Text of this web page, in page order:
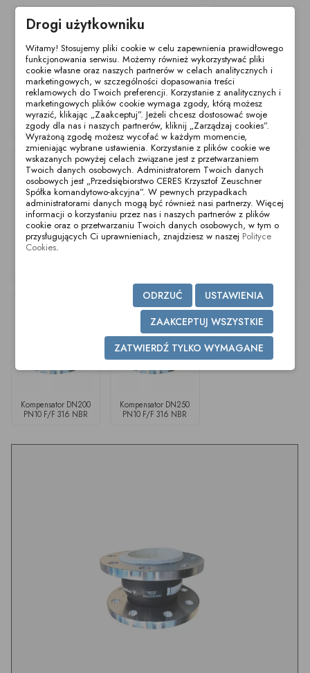
Kompensator DN65
PN16 F/F 316 NBR
Kompensator DN50
PN16 F/F 316 NBR
Kompensator DN125
PN16 F/F 316 NBR
Kompensator DN200
PN10 F/F 316 NBR
Kompensator DN250
PN10 F/F 316 NBR
Drogi użytkowniku
Witamy! Stosujemy pliki cookie w celu zapewnienia prawidłowego
funkcjonowania serwisu. Możemy również wykorzystywać pliki
cookie własne oraz naszych partnerów w celach analitycznych i
marketingowych, w szczególności dopasowania treści
reklamowych do Twoich preferencji. Korzystanie z analitycznych i
marketingowych plików cookie wymaga zgody, którą możesz
wyrazić, klikając „Zaakceptuj”. Jeżeli chcesz dostosować swoje
zgody dla nas i naszych partnerów, kliknij „Zarządzaj cookies”.
Wyrażoną zgodę możesz wycofać w każdym momencie,
zmieniając wybrane ustawienia. Korzystanie z plików cookie we
wskazanych powyżej celach związane jest z przetwarzaniem
Twoich danych osobowych. Administratorem Twoich danych
osobowych jest „Przedsiębiorstwo CERES Krzysztof Zeuschner
Spółka komandytowo-akcyjna”. W pewnych przypadkach
administratorami danych mogą być również nasi partnerzy. Więcej
informacji o korzystaniu przez nas i naszych partnerów z plików
cookie oraz o przetwarzaniu Twoich danych osobowych, w tym o
przysługujących Ci uprawnieniach, znajdziesz w naszej Polityce
Cookies.
USTAWIENIA
ODRZUĆ
ZAAKCEPTUJ WSZYSTKIE
ZATWIERDŹ TYLKO WYMAGANE